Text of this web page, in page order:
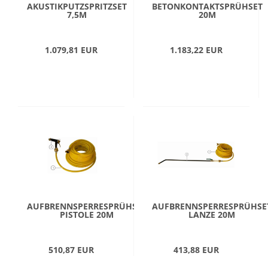
AKUSTIKPUTZSPRITZSET
7,5M
1.079,81 EUR
BETONKONTAKTSPRÜHSET
20M
1.183,22 EUR
AUFBRENNSPERRESPRÜHSET
PISTOLE 20M
510,87 EUR
LANZE 20M
413,88 EUR